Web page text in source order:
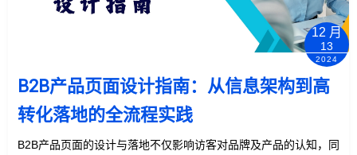
12 月
13
2024
B2B产品页面设计指南：从信息架构到高
转化落地的全流程实践
B2B产品页面的设计与落地不仅影响访客对品牌及产品的认知，同